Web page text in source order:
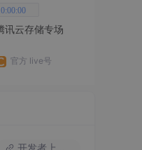
讯云存储专场
官方 live号
开发者上云包